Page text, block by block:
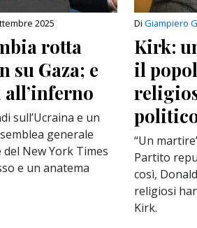
2025
rotta
su Gaza; e
all’inferno
sull’Ucraina e un
generale
del New York Times
e un anatema
Di Giampiero
Kirk:
il
“Un
Partito
così,
religiosi
Kirk.